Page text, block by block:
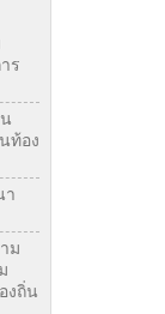
ร
ท้อง
า
ม
งถิ่น